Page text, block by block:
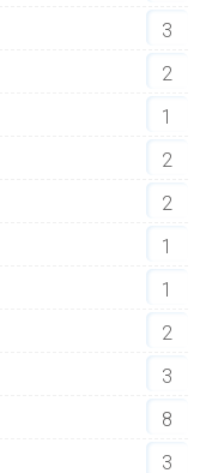
3
2
1
2
2
1
1
2
3
8
3